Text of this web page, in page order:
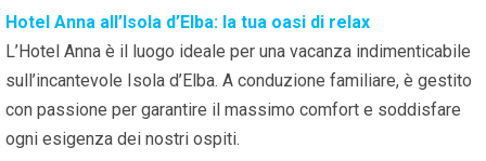
Hotel Anna all’Isola d’Elba: la tua oasi di relax
L’Hotel Anna è il luogo ideale per una vacanza indimenticabile
sull’incantevole Isola d’Elba. A conduzione familiare, è gestito
con passione per garantire il massimo comfort e soddisfare
ogni esigenza dei nostri ospiti.